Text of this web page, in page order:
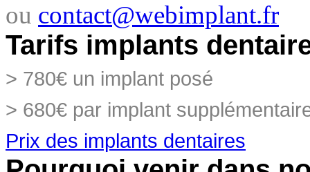
ou contact@webimplant.fr
Tarifs implants
> 780€ un implant posé
> 680€ par implant
Prix des implants dentaires